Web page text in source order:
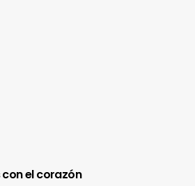
con el corazón